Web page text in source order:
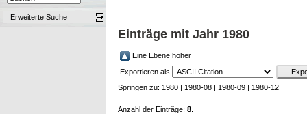
Erweiterte Suche
Einträge mit Jahr 1980
Eine Ebene höher
Exportieren als
Springen zu: 1980 | 1980-08 | 1980-09 | 1980-12
Anzahl der Einträge: 8